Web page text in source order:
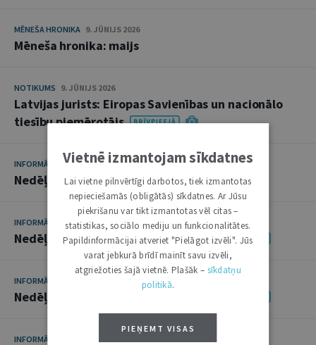
MĒNEŠA HRONIKA 9. JŪNIJS 2026
Mēneša hronika: maijs
NOTIKUMS 9. JŪNIJS 2026
Latvijas jurists: Eiropas Savienības un nacionālo
tiesību piemērotājs
INFORMĀCIJA 8. JŪNIJS 2026 • 08:00
Nedēļas notikumu apskats: 1.–5. jūnijs
INFORMĀCIJA 1. JŪNIJS 2026 • 08:00
Nedēļas notikumu apskats: 25.–29. maijs
INFORMĀCIJA 25. MAIJS 2026 • 08:00
Nedēļas notikumu apskats: 18.–22. maijs
INFORMĀCIJA
Vietnē izmantojam sīkdatnes
Lai vietne pilnvērtīgi darbotos, tiek izmantotas
nepieciešamās (obligātās) sīkdatnes. Ar Jūsu
piekrišanu var tikt izmantotas vēl citas –
statistikas, sociālo mediju un funkcionalitātes.
Papildinformācijai atveriet "Pielāgot izvēli". Jūs
varat jebkurā brīdī mainīt savu izvēli,
atgriežoties šajā vietnē. Plašāk – sīkdatņu
politikā.
PIEŅEMT VISAS